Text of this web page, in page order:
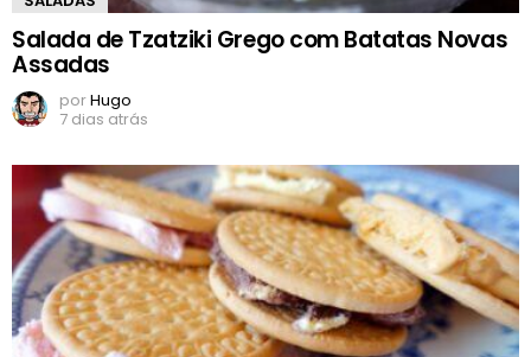
Salada de Tzatziki Grego com Batatas Novas
Assadas
porHugo
7 dias atrás